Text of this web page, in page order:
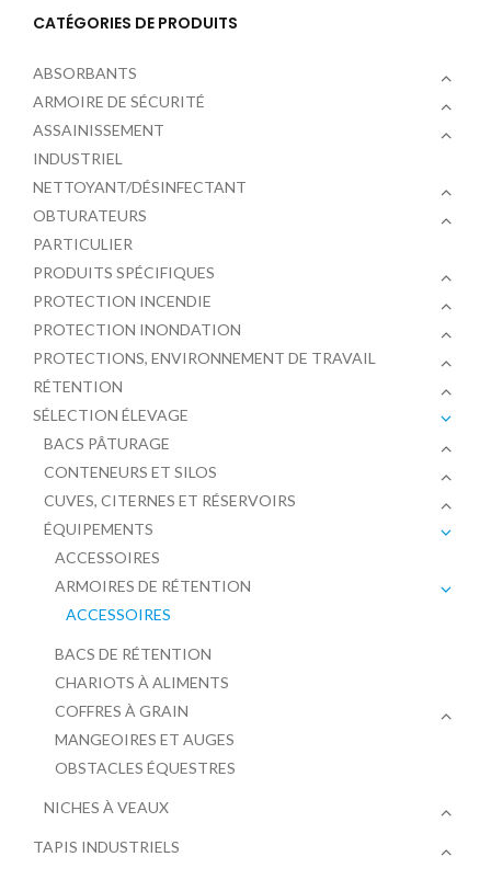
CATÉGORIES DE PRODUITS
ABSORBANTS
ARMOIRE DE SÉCURITÉ
ASSAINISSEMENT
INDUSTRIEL
NETTOYANT/DÉSINFECTANT
OBTURATEURS
PARTICULIER
PRODUITS SPÉCIFIQUES
PROTECTION INCENDIE
PROTECTION INONDATION
PROTECTIONS, ENVIRONNEMENT DE TRAVAIL
RÉTENTION
SÉLECTION ÉLEVAGE
BACS PÂTURAGE
CONTENEURS ET SILOS
CUVES, CITERNES ET RÉSERVOIRS
ÉQUIPEMENTS
ACCESSOIRES
ARMOIRES DE RÉTENTION
ACCESSOIRES
BACS DE RÉTENTION
CHARIOTS À ALIMENTS
COFFRES À GRAIN
MANGEOIRES ET AUGES
OBSTACLES ÉQUESTRES
NICHES À VEAUX
TAPIS INDUSTRIELS